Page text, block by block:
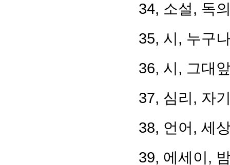
34, 소설, 독
35, 시, 누구
36, 시, 그대
37, 심리, 자
38, 언어, 세
39, 에세이,